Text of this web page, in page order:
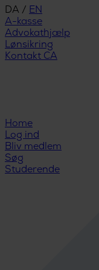
DA / EN
A-kasse
Advokathjælp
Lønsikring
Kontakt CA
Home
Log ind
Bliv medlem
Søg
Studerende